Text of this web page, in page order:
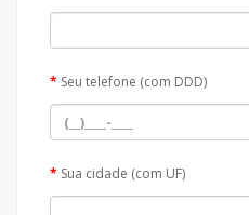
Seu telefone (com DDD)
Sua cidade (com UF)